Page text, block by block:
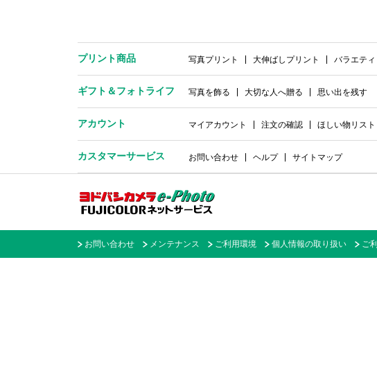
プリント商品 写真プリント 大伸ばしプリント バラエテ
ギフト＆ フォトライフ 写真を飾る 大切な人へ贈る 思い出を残す
アカウント マイアカウント 注文の確認 ほしい物リスト
カスタマーサービス お問い合わせ ヘルプ サイトマップ
お問い合わせ メンテナンス ご利用環境 個人情報の取り扱い ご